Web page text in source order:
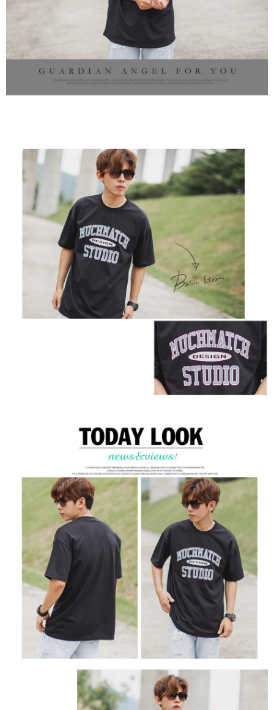
１．透過由恩沛科技股份有限公司提供之「AFTEE先享後付」服務完成之交
易，需依本服務之必要範圍內提供個人資料，並將交易相關給付款項請求債
權轉讓予恩沛科技股份有限公司。
２．關於個人資料處理事宜，請瀏覽以下網址：
https://aftee.tw/terms/#terms3
３．未成年的使用者請事先徵得法定代理人或監護人之同意方可使用
「AFTEE先享後付」，若未經同意申辦者引起之損失，本公司不負相關責
任。
恩沛科技股份有限公司將有權停止該用戶之使用額度並採取法律行動。
每筆NT$120，滿NT$3,000(含以上)免運費